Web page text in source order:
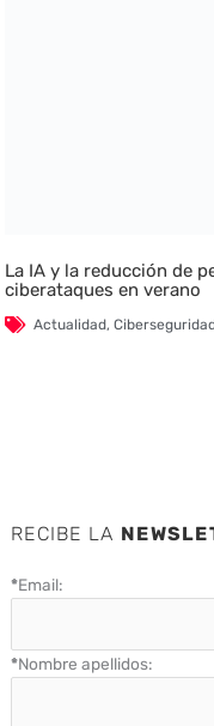
La IA y la reducción de
ciberataques en verano
Actualidad,
RECIBE LA
*Email:
*Nombre apellidos: